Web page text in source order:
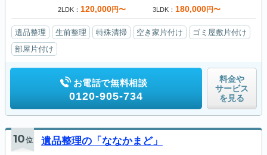
2LDK 120,000円〜 3LDK 180,000円〜
遺品整理 生前整理 特殊清掃 空き家片付け
ゴミ屋敷片付け
部屋片付け
お電話で無料相談
0120-905-734
料金や
サービス
を見る
10位 遺品整理の「ななかまど」